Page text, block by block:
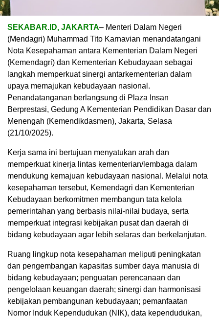
SEKABAR.ID, JAKARTA– Menteri Dalam Negeri
(Mendagri) Muhammad Tito Karnavian menandatangani
Nota Kesepahaman antara Kementerian Dalam Negeri
(Kemendagri) dan Kementerian Kebudayaan sebagai
langkah memperkuat sinergi antarkementerian dalam
upaya memajukan kebudayaan nasional.
Penandatanganan berlangsung di Plaza Insan
Berprestasi, Gedung A Kementerian Pendidikan Dasar dan
Menengah (Kemendikdasmen), Jakarta, Selasa
(21/10/2025).
Kerja sama ini bertujuan menyatukan arah dan
memperkuat kinerja lintas kementerian/lembaga dalam
mendukung kemajuan kebudayaan nasional. Melalui nota
kesepahaman tersebut, Kemendagri dan Kementerian
Kebudayaan berkomitmen membangun tata kelola
pemerintahan yang berbasis nilai-nilai budaya, serta
memperkuat integrasi kebijakan pusat dan daerah di
bidang kebudayaan agar lebih selaras dan berkelanjutan.
Ruang lingkup nota kesepahaman meliputi peningkatan
dan pengembangan kapasitas sumber daya manusia di
bidang kebudayaan; penguatan perencanaan dan
pengelolaan keuangan daerah; sinergi dan harmonisasi
kebijakan pembangunan kebudayaan; pemanfaatan
Nomor Induk Kependudukan (NIK), data kependudukan,